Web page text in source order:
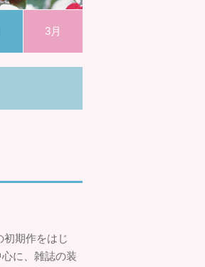
3月
期作をはじ
に、雑誌の装